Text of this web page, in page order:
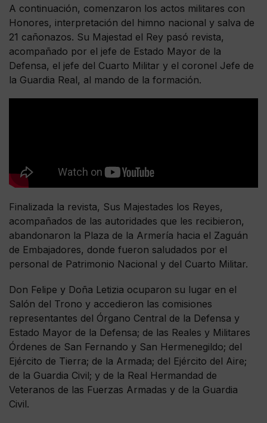
A continuación, comenzaron los actos militares con
Honores, interpretación del himno nacional y salva de
21 cañonazos. Su Majestad el Rey pasó revista,
acompañado por el jefe de Estado Mayor de la
Defensa, el jefe del Cuarto Militar y el coronel Jefe de
la Guardia Real, al mando de la formación.
Finalizada la revista, Sus Majestades los Reyes,
acompañados de las autoridades que les recibieron,
abandonaron la Plaza de la Armería hacia el Zaguán
de Embajadores, donde fueron saludados por el
personal de Patrimonio Nacional y del Cuarto Militar.
Don Felipe y Doña Letizia ocuparon su lugar en el
Salón del Trono y accedieron las comisiones
representantes del Órgano Central de la Defensa y
Estado Mayor de la Defensa; de las Reales y Militares
Órdenes de San Fernando y San Hermenegildo; del
Ejército de Tierra; de la Armada; del Ejército del Aire;
de la Guardia Civil; y de la Real Hermandad de
Veteranos de las Fuerzas Armadas y de la Guardia
Civil.